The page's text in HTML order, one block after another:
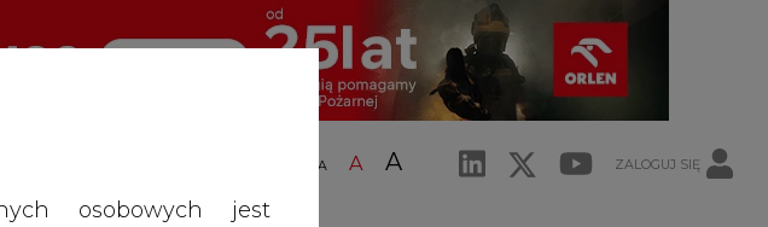
A A A ZALOGUJ SIĘ
osobowych jest